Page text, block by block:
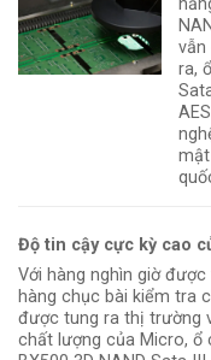
vẫn
ra,
Độ tin cậy cực kỳ cao
Với hàng nghìn giờ
hàng chục bài kiểm tra
được tung ra thị trường
chất lượng của Micro, ổ